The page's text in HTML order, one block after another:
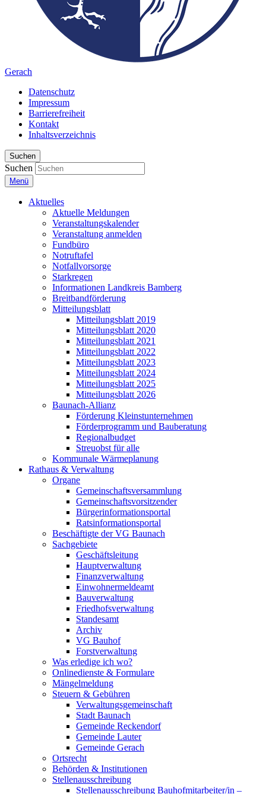
Gerach
Datenschutz
Impressum
Barrierefreiheit
Kontakt
Inhaltsverzeichnis
Suchen
Suchen
Menü
Aktuelles
Aktuelle Meldungen
Veranstaltungskalender
Veranstaltung anmelden
Fundbüro
Notruftafel
Notfallvorsorge
Starkregen
Informationen Landkreis Bamberg
Breitbandförderung
Mitteilungsblatt
Mitteilungsblatt 2019
Mitteilungsblatt 2020
Mitteilungsblatt 2021
Mitteilungsblatt 2022
Mitteilungsblatt 2023
Mitteilungsblatt 2024
Mitteilungsblatt 2025
Mitteilungsblatt 2026
Baunach-Allianz
Förderung Kleinstunternehmen
Förderprogramm und Bauberatung
Regionalbudget
Streuobst für alle
Kommunale Wärmeplanung
Rathaus & Verwaltung
Organe
Gemeinschaftsversammlung
Gemeinschaftsvorsitzender
Bürgerinformationsportal
Ratsinformationsportal
Beschäftigte der VG Baunach
Sachgebiete
Geschäftsleitung
Hauptverwaltung
Finanzverwaltung
Einwohnermeldeamt
Bauverwaltung
Friedhofsverwaltung
Standesamt
Archiv
VG Bauhof
Forstverwaltung
Was erledige ich wo?
Onlinedienste & Formulare
Mängelmeldung
Steuern & Gebühren
Verwaltungsgemeinschaft
Stadt Baunach
Gemeinde Reckendorf
Gemeinde Lauter
Gemeinde Gerach
Ortsrecht
Behörden & Institutionen
Stellenausschreibung
Stellenausschreibung Bauhofmitarbeiter/in –